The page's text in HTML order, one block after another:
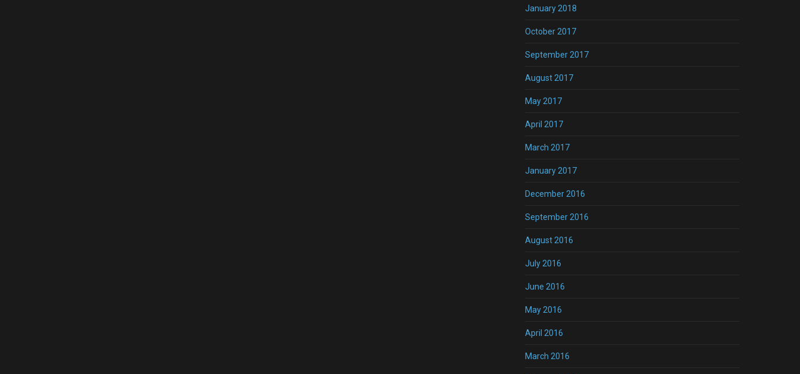
January 2018
October 2017
September 2017
August 2017
May 2017
April 2017
March 2017
January 2017
December 2016
September 2016
August 2016
July 2016
June 2016
May 2016
April 2016
March 2016